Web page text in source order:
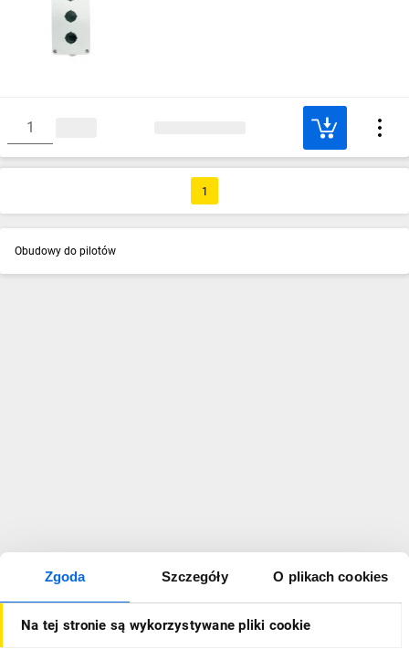
Zgoda Szczegóły O plikach cookies
Na tej stronie są wykorzystywane pliki cookie
1
Obudowy do pilotów